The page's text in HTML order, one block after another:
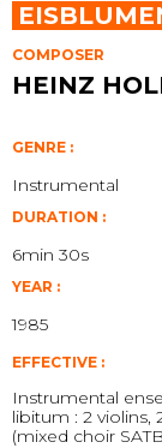
COMPOSER
HEINZ
GENRE :
Instrumental
DURATION :
6min 30s
YEAR :
1985
EFFECTIVE :
Instrumental
libitum : 2 violins,
(mixed choir